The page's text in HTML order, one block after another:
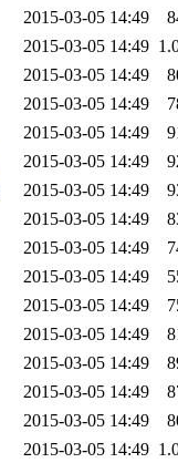
2015-03-05 14:49
2015-03-05 14:49
2015-03-05 14:49
2015-03-05 14:49
2015-03-05 14:49
2015-03-05 14:49
2015-03-05 14:49
2015-03-05 14:49
2015-03-05 14:49
2015-03-05 14:49
2015-03-05 14:49
2015-03-05 14:49
2015-03-05 14:49
2015-03-05 14:49
2015-03-05 14:49
2015-03-05 14:49